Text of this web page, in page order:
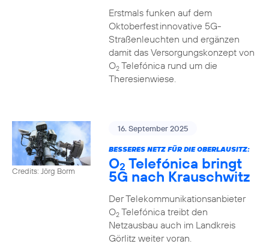
Erstmals funken auf dem
Oktoberfest innovative 5G-
Straßenleuchten und ergänzen
damit das Versorgungskonzept von
O2Telefónica rund um die
Theresienwiese.
Credits: Jörg Borm
16. September 2025
BESSERES NETZ FÜR DIE OBERLAUSITZ:
O2 Telefónica bringt
5G nach Krauschwitz
Der Telekommunikationsanbieter
O2Telefónica treibt den
Netzausbau auch im Landkreis
Görlitz weiter voran.